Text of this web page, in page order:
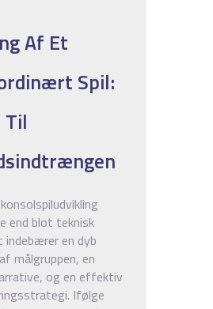
Af Et
Spil:
Til
end blot teknisk
indebærer en dyb
målgruppen, en
og en effektiv
Ifølge